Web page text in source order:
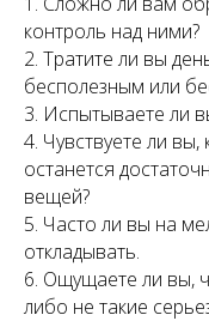
контроль над ними?
2. Тратите ли вы
бесполезным или
3. Испытываете ли
4. Чувствуете ли вы,
останется
вещей?
5. Часто ли вы на
откладывать.
6. Ощущаете ли вы,
либо не такие